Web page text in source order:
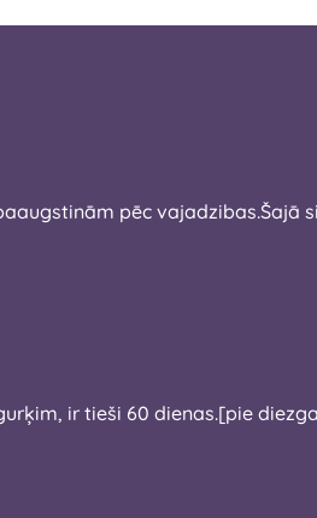
pēc vajadzibas.Šajā